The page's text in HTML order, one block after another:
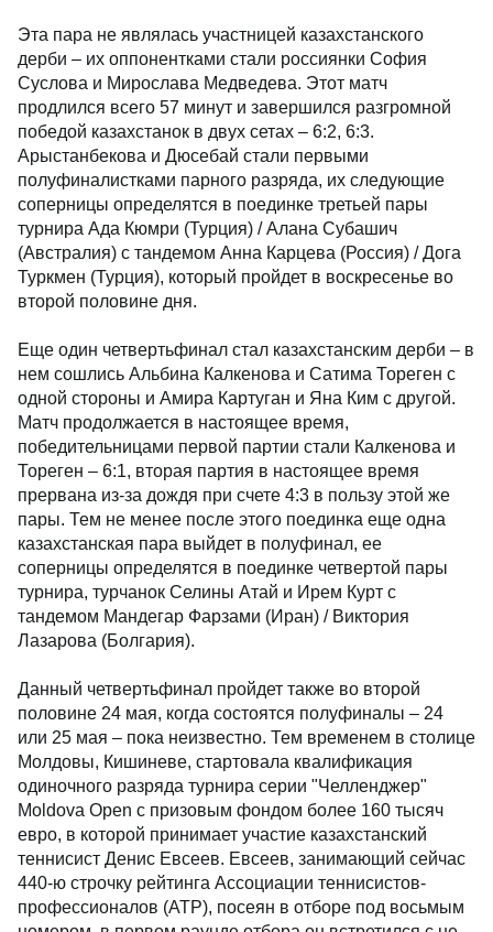
Эта пара не являлась участницей казахстанского
дерби – их оппонентками стали россиянки София
Суслова и Мирослава Медведева. Этот матч
продлился всего 57 минут и завершился разгромной
победой казахстанок в двух сетах – 6:2, 6:3.
Арыстанбекова и Дюсебай стали первыми
полуфиналистками парного разряда, их следующие
соперницы определятся в поединке третьей пары
турнира Ада Кюмри (Турция) / Алана Субашич
(Австралия) с тандемом Анна Карцева (Россия) / Дога
Туркмен (Турция), который пройдет в воскресенье во
второй половине дня.
Еще один четвертьфинал стал казахстанским дерби – в
нем сошлись Альбина Калкенова и Сатима Тореген с
одной стороны и Амира Картуган и Яна Ким с другой.
Матч продолжается в настоящее время,
победительницами первой партии стали Калкенова и
Тореген – 6:1, вторая партия в настоящее время
прервана из-за дождя при счете 4:3 в пользу этой же
пары. Тем не менее после этого поединка еще одна
казахстанская пара выйдет в полуфинал, ее
соперницы определятся в поединке четвертой пары
турнира, турчанок Селины Атай и Ирем Курт с
тандемом Мандегар Фарзами (Иран) / Виктория
Лазарова (Болгария).
Данный четвертьфинал пройдет также во второй
половине 24 мая, когда состоятся полуфиналы – 24
или 25 мая – пока неизвестно. Тем временем в столице
Молдовы, Кишиневе, стартовала квалификация
одиночного разряда турнира серии "Челленджер"
Moldova Open с призовым фондом более 160 тысяч
евро, в которой принимает участие казахстанский
теннисист Денис Евсеев. Евсеев, занимающий сейчас
440-ю строчку рейтинга Ассоциации теннисистов-
профессионалов (ATP), посеян в отборе под восьмым